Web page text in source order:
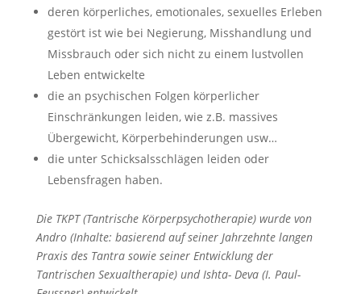
deren körperliches, emotionales, sexuelles Erleben
gestört ist wie bei Negierung, Misshandlung und
Missbrauch oder sich nicht zu einem lustvollen
Leben entwickelte
die an psychischen Folgen körperlicher
Einschränkungen leiden, wie z.B. massives
Übergewicht, Körperbehinderungen usw…
die unter Schicksalsschlägen leiden oder
Lebensfragen haben.
Die TKPT (Tantrische Körperpsychotherapie) wurde von
Andro (Inhalte: basierend auf seiner Jahrzehnte langen
Praxis des Tantra sowie seiner Entwicklung der
Tantrischen Sexualtherapie) und Ishta- Deva (I. Paul-